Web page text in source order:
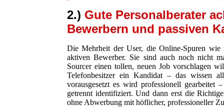
2.) Gute Personalberater
Bewerbern und passiven
Die Mehrheit der User, die Online-Spuren
aktiven Bewerber. Sie sind auch noch nicht
Sourcer einen tollen, neuen Job vorschlagen
Telefonbesitzer ein Kandidat – das wissen
vorausgesetzt es wird professionell gearbeitet
getrennt identifiziert. Und dann erst die
ohne Abwerbung mit höflicher, professioneller